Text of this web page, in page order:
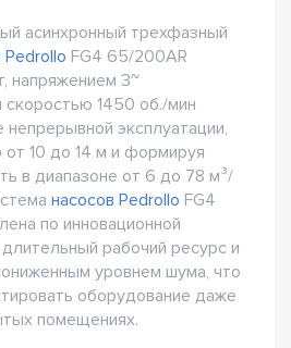
асинхронный трехфазный
Pedrollo FG4 65/200AR
напряжением 3~
скоростью 1450 об./мин
эксплуатации,
от 10 до 14 м и формируя
в диапазоне от 6 до 78 м³/
насосов Pedrollo FG4
по инновационной
рабочий ресурс и
уровнем шума, что
оборудование даже
помещениях.